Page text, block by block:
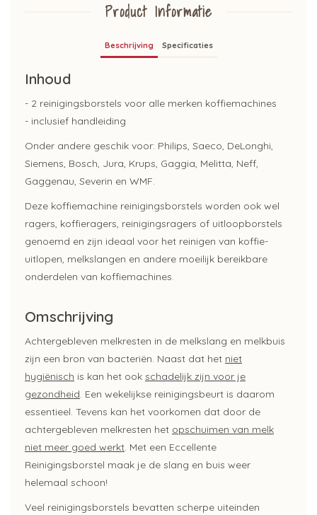
Product Informatie
Beschrijving Specificaties
Inhoud
- 2 reinigingsborstels voor alle merken koffiemachines
- inclusief handleiding
Onder andere geschik voor: Philips, Saeco, DeLonghi,
Siemens, Bosch, Jura, Krups, Gaggia, Melitta, Neff,
Gaggenau, Severin en WMF.
Deze koffiemachine reinigingsborstels worden ook wel
ragers, koffieragers, reinigingsragers of uitloopborstels
genoemd en zijn ideaal voor het reinigen van koffie-
uitlopen, melkslangen en andere moeilijk bereikbare
onderdelen van koffiemachines.
Omschrijving
Achtergebleven melkresten in de melkslang en melkbuis
zijn een bron van bacteriën. Naast dat het niet
hygiënisch is kan het ook schadelijk zijn voor je
gezondheid. Een wekelijkse reinigingsbeurt is daarom
essentieel. Tevens kan het voorkomen dat door de
achtergebleven melkresten het opschuimen van melk
niet meer goed werkt. Met een Eccellente
Reinigingsborstel maak je de slang en buis weer
helemaal schoon!
Veel reinigingsborstels bevatten scherpe uiteinden